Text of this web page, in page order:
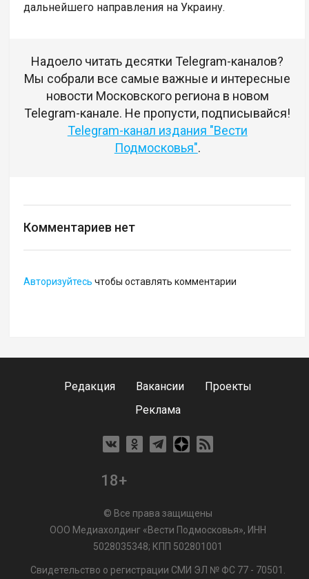
дальнейшего направления на Украину.
Надоело читать десятки Telegram-каналов?
Мы собрали все самые важные и интересные
новости Московского региона в новом
Telegram-канале. Не пропусти, подписывайся!
Telegram-канал издания "Вести
Подмосковья".
Комментариев нет
Авторизуйтесь чтобы оставлять комментарии
Редакция Вакансии
Проекты
Реклама
18+
© Все права защищены
ООО Медиахолдинг «Вести Подмосковья», ИНН
5028035348; КПП 502801001
Свидетельство о регистрации СМИ ЭЛ № ФС 77 - 70501.